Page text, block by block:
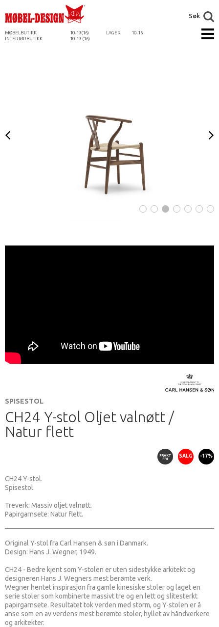
MØBELBUTIKK 10-19(16) LAGER
10-16
INTERIØRBUTIKK
10-19 (16)
Søk
SPISESTOL
CH24 Y-stol Oljet valnøtt /
Natur flett
SALG -17%
FRAKT
FRI
CH24 Y-stol.
Spisestol.
Treverk: Massiv oljet valnøtt.
Papirgarnsete: Natur flett.
Original Y-stol fra Carl Hansen & søn i Danmark.
Design: Hans J. Wegner, 1949.
CH24 - Bedre kjent som Y-stolen er uten sidestykke arkitekt og
designeren Hans J. Wegners mest berømte verk.
Wegner hentet inspirasjon fra gamle kinesiske stoler og laget en
serie stoler som kombinerte massivt tre og en lett og slitesterkt
papirgarnsete. Resultatet tok verden med storm, og Y-stolen er å
anse som en av verdens mest berømte stoler, hyllet av håndverkere
og arkitekter.